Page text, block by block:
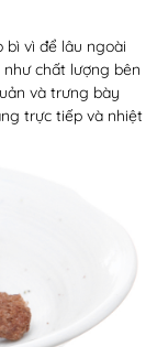
bì vì để lâu ngoài
chất lượng bên
và trưng bày
trực tiếp và nhiệt